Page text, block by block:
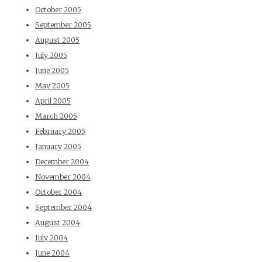
October 2005
September 2005
August 2005
July 2005
June 2005
May 2005
April 2005
March 2005
February 2005
January 2005
December 2004
November 2004
October 2004
September 2004
August 2004
July 2004
June 2004